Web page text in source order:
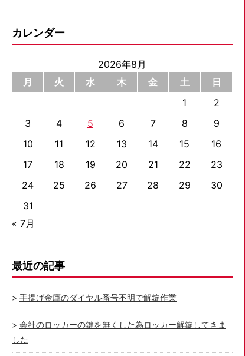
カレンダー
2026年8月
月
火 水 木 金 土
日
1
2
3
4 5 6 7 8
9
10
11 12 13 14 15
16
17
18 19 20 21 22
23
24
25 26 27 28 29
30
31
« 7月
最近の記事
手提げ金庫のダイヤル番号不明で解錠作業
会社のロッカーの鍵を無くした為ロッカー解錠してきま
した